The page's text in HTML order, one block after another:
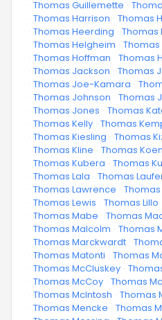
· Thomas Guillemette ·
· Thomas Harrison · Thomas
· Thomas Heerding · Thomas
· Thomas Helgheim · Thomas
· Thomas Hoffman · Thomas
· Thomas Jackson · Thomas
· Thomas Joe-Kamara ·
· Thomas Johnson · Thomas
· Thomas Jones · Thomas
· Thomas Kelly · Thomas
· Thomas Kiesling · Thomas
· Thomas Kline · Thomas
· Thomas Kubera · Thomas
· Thomas Lala · Thomas
· Thomas Lawrence · Thomas
· Thomas Lewis · Thomas Lillo
· Thomas Mabe · Thomas
· Thomas Malcolm · Thomas
· Thomas Marckwardt ·
· Thomas Matonti · Thomas
· Thomas McCluskey ·
· Thomas McCoy · Thomas
· Thomas McIntosh · Thomas
· Thomas Mencke · Thomas